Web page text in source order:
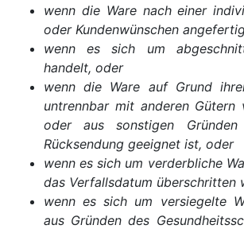
wenn die Ware nach einer
oder Kundenwünschen
wenn es sich um
handelt, oder
wenn die Ware auf Grund
untrennbar mit anderen Gütern
oder aus sonstigen
Rücksendung geeignet ist, oder
wenn es sich um verderbliche
das Verfallsdatum überschritten
wenn es sich um versiegelte
aus Gründen des